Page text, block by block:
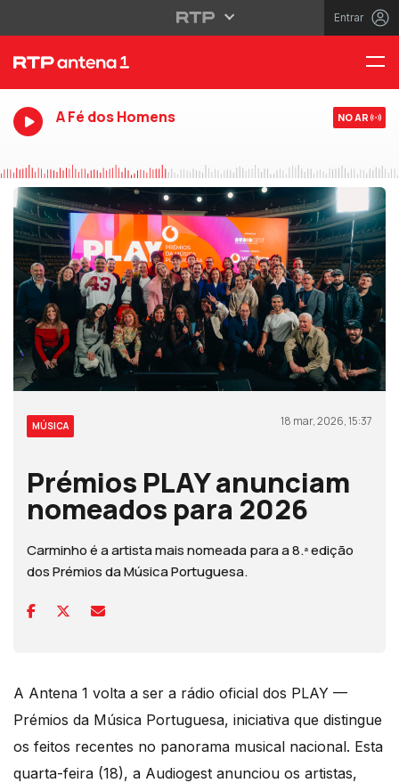
Entrar
A Fé dos Homens NO AR
MÚSICA 18 mar, 2026, 15:37
Prémios PLAY anunciam
nomeados para 2026
Carminho é a artista mais nomeada para a 8.ª edição
dos Prémios da Música Portuguesa.
A Antena 1 volta a ser a rádio oficial dos PLAY —
Prémios da Música Portuguesa, iniciativa que distingue
os feitos recentes no panorama musical nacional. Esta
quarta-feira (18), a Audiogest anunciou os artistas,